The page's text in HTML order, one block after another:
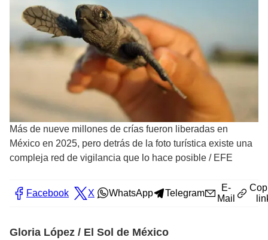
Más de nueve millones de crías fueron liberadas en
México en 2025, pero detrás de la foto turística existe una
compleja red de vigilancia que lo hace posible / EFE
Facebook X WhatsApp Telegram
E-
Mail
Gloria López / El Sol de México